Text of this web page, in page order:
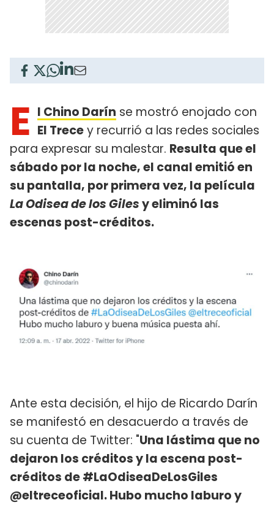
E l Chino Darín se mostró enojado con
El Trecey recurrió a las redes sociales
para expresar su malestar. Resulta que el
sábado por la noche, el canal emitió en
su pantalla, por primera vez, la película
La Odisea de los Gilesy eliminó las
escenas post-créditos.
Ante esta decisión, el hijo de Ricardo Darín
se manifestó en desacuerdo a través de
su cuenta de Twitter: "Una lástima que no
dejaron los créditos y la escena post-
créditos de #LaOdiseaDeLosGiles
@eltreceoficial. Hubo mucho laburo y